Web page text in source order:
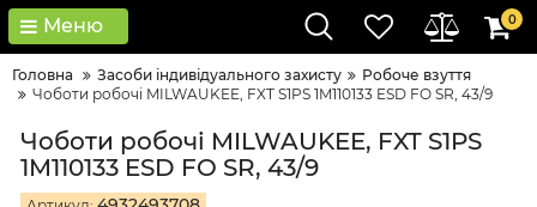
Меню 0
Головна Засоби індивідуального захисту
Робоче взуття
Чоботи робочі MILWAUKEE, FXT S1PS 1M110133 ESD FO SR, 43/9
Чоботи робочі MILWAUKEE, FXT S1PS
1M110133 ESD FO SR, 43/9